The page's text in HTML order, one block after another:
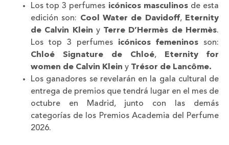
Los top 3 perfumes icónicos masculinosde esta
edición son: Cool Water de Davidoff, Eternity
de Calvin Klein y Terre D’Hermès de Hermès.
Los top 3 perfumes icónicos femeninos son:
Chloé Signature de Chloé,
Eternity for
women de Calvin Klein y Trésor de Lancôme.
Los ganadores se revelarán en la gala cultural de
entrega de premios que tendrá lugar en el mes de
octubre en Madrid, junto con las demás
categorías de los Premios Academia del Perfume
2026.